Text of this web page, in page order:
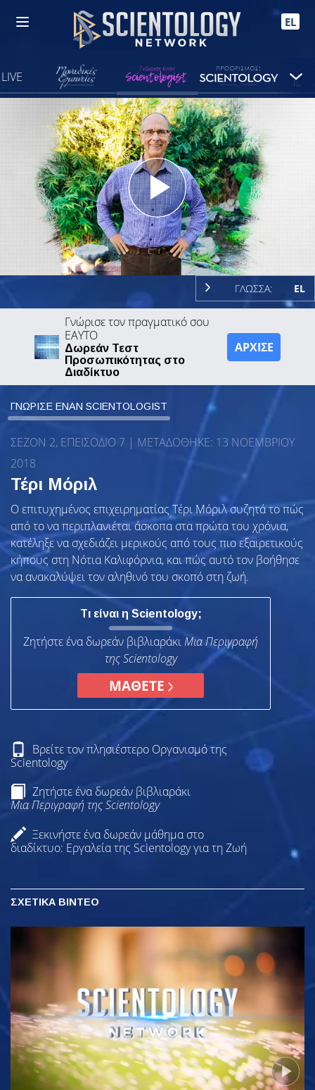
EL
LIVE
Play
Video
ΓΛΩΣΣΑ: EL
Γνώρισε τον πραγματικό σου
ΕΑΥΤΟ
Δωρεάν Τεστ
Προσωπικότητας στο
Διαδίκτυο
ΑΡΧΙΣΕ
ΓΝΩΡΙΣΕ ΕΝΑΝ SCIENTOLOGIST
ΣΕΖΟΝ 2, ΕΠΕΙΣΟΔΙΟ 7 | ΜΕΤΑΔΌΘΗΚΕ: 13 ΝΟΕΜΒΡΊΟΥ
2018
Τέρι Μόριλ
Ο επιτυχημένος επιχειρηματίας Τέρι Μόριλ συζητά το πώς
από το να περιπλανιέται άσκοπα στα πρώτα του χρόνια,
κατέληξε να σχεδιάζει μερικούς από τους πιο εξαιρετικούς
κήπους στη Νότια Καλιφόρνια, και πώς αυτό τον βοήθησε
να ανακαλύψει τον αληθινό του σκοπό στη ζωή.
Τι είναι η Scientology;
Ζητήστε ένα δωρεάν βιβλιαράκι Μια Περιγραφή
της Scientology
ΜΑΘΕΤΕ
Βρείτε τον πλησιέστερο Οργανισμό της
Scientology
Ζητήστε ένα δωρεάν βιβλιαράκι
Μια Περιγραφή της Scientology
Ξεκινήστε ένα δωρεάν μάθημα στο
διαδίκτυο: Εργαλεία της Scientology για τη Ζωή
ΣΧΕΤΙΚΑ ΒΙΝΤΕΟ